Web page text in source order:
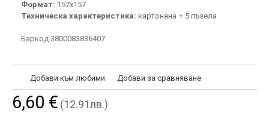
Формат: 157х157
Техническа характеристика: картонена + 5 пъзела
Баркод 3800083836407
Добави към любими Добави за сравняване
6,60 € (12.91лв.)